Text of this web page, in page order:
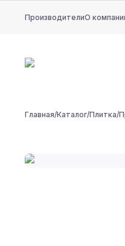
ПроизводителиО
Главная/Каталог/Плитка/